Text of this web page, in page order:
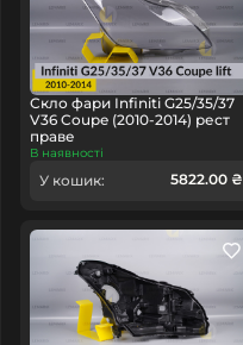
Скло фари Infiniti G25/35/37
V36 Coupe (2010-2014) рест
праве
В наявності
У кошик: 5822.00 ₴